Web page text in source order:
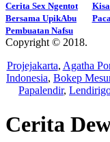
Cerita Sex Ngentot
Bersama UpikAbu
Pembuatan Nafsu
Copyright © 2018.
Projejakarta, Agatha
Indonesia, Bokep
Papalendir,
Cerita